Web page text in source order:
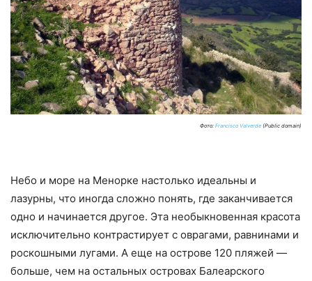
Фото: Francisco Valverde (Public domain)
Небо и море на Менорке настолько идеальны и
лазурны, что иногда сложно понять, где заканчивается
одно и начинается другое. Эта необыкновенная красота
исключительно контрастирует с оврагами, равнинами и
роскошными лугами. А еще на острове 120 пляжей —
больше, чем на остальных островах Балеарского